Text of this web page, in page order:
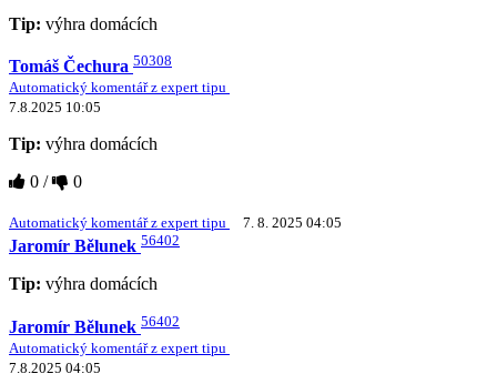
Tip: výhra domácích
Tomáš Čechura 50308
Automatický komentář z expert tipu
7.8.2025 10:05
Tip: výhra domácích
0 / 0
Automatický komentář z expert tipu 7. 8. 2025 04:05
Jaromír Bělunek 56402
Tip: výhra domácích
Jaromír Bělunek 56402
Automatický komentář z expert tipu
7.8.2025 04:05